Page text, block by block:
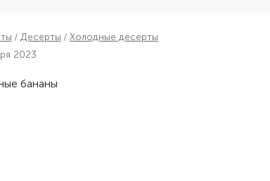
Десерты
Холодные десерты
2023